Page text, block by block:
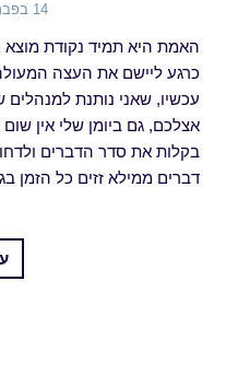
14 בפברואר 2021
האמת היא תמיד נקודת
כרגע ליישם את העצה
עכשיו, שאני נותנת למנהלים
אצלכם, גם ביומן שלי אין
בקלות את סדר הדברים
דברים ממילא זזים כל הזמן